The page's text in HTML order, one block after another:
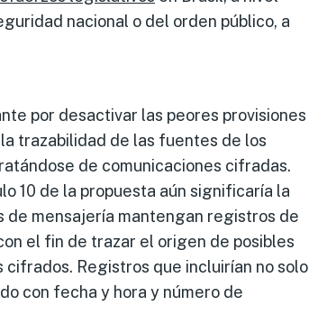
nacional o del orden público, a
por desactivar las peores provisiones
trazabilidad de las fuentes de los
de comunicaciones cifradas.
10 de la propuesta aún significaría la
de mensajería mantengan registros de
el fin de trazar el origen de posibles
Registros que incluirían no solo
con fecha y hora y número de